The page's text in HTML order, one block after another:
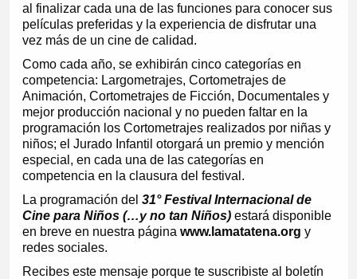
al finalizar cada una de las funciones para conocer sus
películas preferidas y la experiencia de disfrutar una
vez más de un cine de calidad.
Como cada año, se exhibirán cinco categorías en
competencia: Largometrajes, Cortometrajes de
Animación, Cortometrajes de Ficción, Documentales y
mejor producción nacional y no pueden faltar en la
programación los Cortometrajes realizados por niñas y
niños; el Jurado Infantil otorgará un premio y mención
especial, en cada una de las categorías en
competencia en la clausura del festival.
La programación del 31° Festival Internacional de
Cine para Niños (…y no tan Niños) estará disponible
en breve en nuestra página www.lamatatena.org y
redes sociales.
Recibes este mensaje porque te suscribiste al boletín